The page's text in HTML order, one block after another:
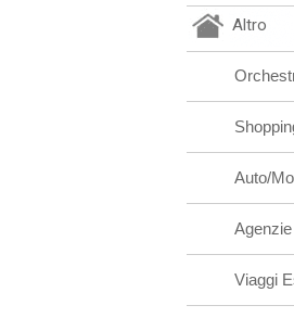
Altro
Auto/
Viaggi